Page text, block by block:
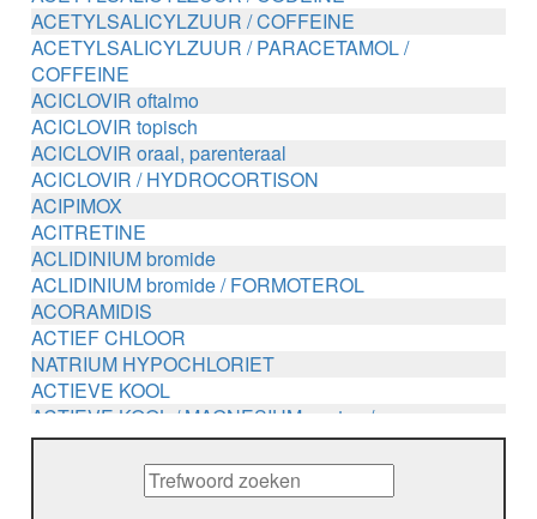
ACETYLSALICYLZUUR / COFFEINE
ACETYLSALICYLZUUR / PARACETAMOL /
COFFEINE
ACICLOVIR oftalmo
ACICLOVIR topisch
ACICLOVIR oraal, parenteraal
ACICLOVIR / HYDROCORTISON
ACIPIMOX
ACITRETINE
ACLIDINIUM bromide
ACLIDINIUM bromide / FORMOTEROL
ACORAMIDIS
ACTIEF CHLOOR
NATRIUM HYPOCHLORIET
ACTIEVE KOOL
ACTIEVE KOOL / MAGNESIUM zouten /
METHENAMINE
ADALIMUMAB
ADAPALEEN